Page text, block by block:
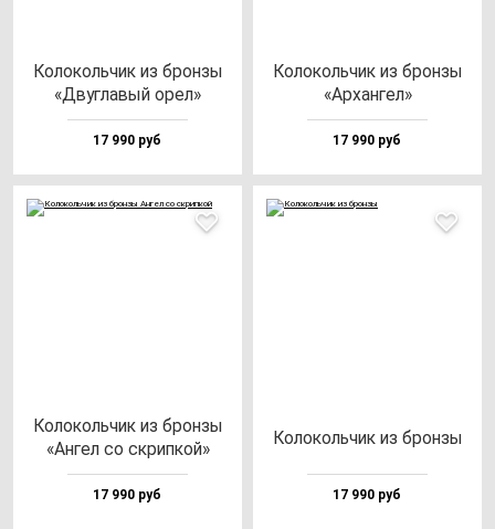
Коло­коль­чик из брон­зы
«Двуг­ла­вый орел»
17 990 руб
Коло­коль­чик из брон­зы
«Архан­гел»
17 990 руб
Коло­коль­чик из брон­зы
«Ангел со скрип­кой»
17 990 руб
Коло­коль­чик из брон­зы
17 990 руб